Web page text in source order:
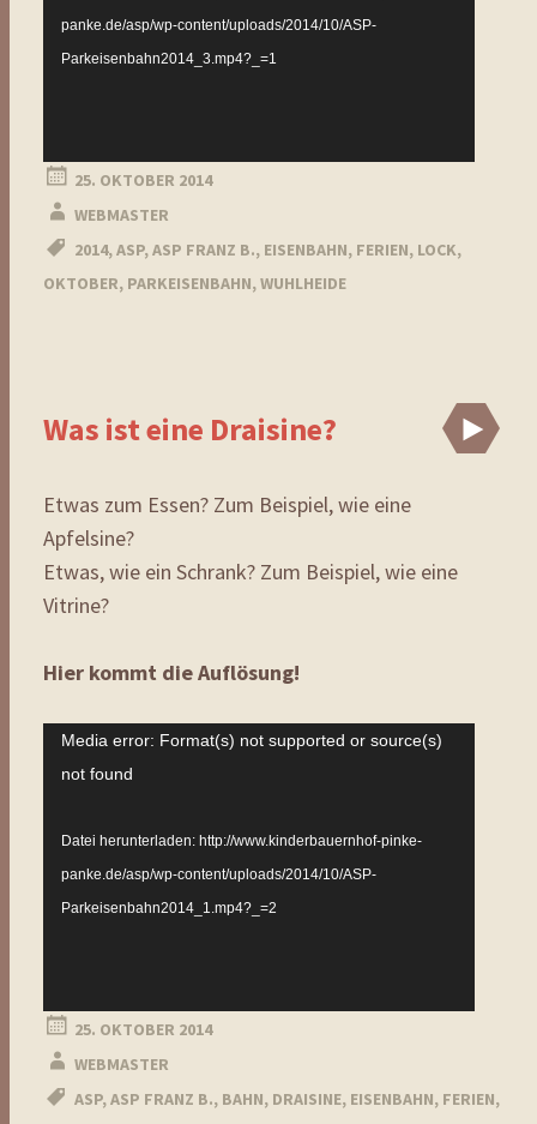
panke.de/asp/wp-content/uploads/2014/10/ASP-
Parkeisenbahn2014_3.mp4?_=1
25. OKTOBER 2014
WEBMASTER
2014,ASP,ASP FRANZ B., EISENBAHN, FERIEN, LOCK,
OKTOBER, PARKEISENBAHN,WUHLHEIDE
Was ist eine Draisine?
Etwas zum Essen? Zum Beispiel, wie eine
Apfelsine?
Etwas, wie ein Schrank? Zum Beispiel, wie eine
Vitrine?
Hier kommt die Auflösung!
Video-
Player
Media error: Format(s) not supported or source(s)
not found
Datei herunterladen: http://www.kinderbauernhof-pinke-
panke.de/asp/wp-content/uploads/2014/10/ASP-
Parkeisenbahn2014_1.mp4?_=2
25. OKTOBER 2014
WEBMASTER
ASP,ASP FRANZ B., BAHN, DRAISINE, EISENBAHN, FERIEN,